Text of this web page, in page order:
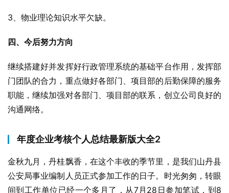
3、物业理论知识水平欠缺。
四、今后努力方向
继续搭建好并发挥好行政管理系统的基础平台作用，发挥部
门团队的合力，重点做好各部门、项目部的后勤保障的服务
职能，继续加强对各部门、项目部的联系，创立公司良好的
沟通网络。
年度企业考核个人总结最新版大全2
金秋九月，丹桂飘香，在这个丰收的季节里，是我们山丹县
公安局事业编制人员正式参加工作的日子。时光匆匆，转眼
间到工作单位已经一个多月了，从7月28日参加笔试，到8